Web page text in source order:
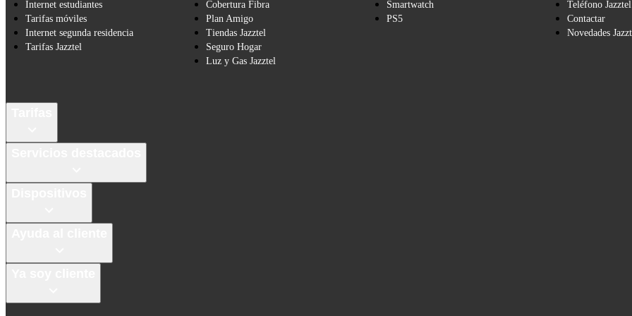
Internet estudiantes
Tarifas móviles
Internet segunda residencia
Tarifas Jazztel
Cobertura Fibra
Plan Amigo
Tiendas Jazztel
Seguro Hogar
Luz y Gas Jazztel
Smartwatch
PS5
Teléfono Jazztel
Contactar
Novedades